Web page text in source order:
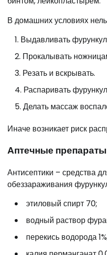
В домашних условиях
Выдавливать
Прокалывать
Резать и вскрывать.
Распаривать
Делать массаж
Иначе возникает риск
Аптечные
Антисептики – средства
обеззараживания
этиловый спирт 70;
водный раствор
перекись водорода